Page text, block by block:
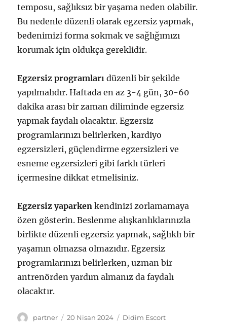
temposu, sağlıksız bir yaşama neden olabilir.
Bu nedenle düzenli olarak egzersiz yapmak,
bedenimizi forma sokmak ve sağlığımızı
korumak için oldukça gereklidir.
Egzersiz programları düzenli bir şekilde
yapılmalıdır. Haftada en az 3-4 gün, 30-60
dakika arası bir zaman diliminde egzersiz
yapmak faydalı olacaktır. Egzersiz
programlarınızı belirlerken, kardiyo
egzersizleri, güçlendirme egzersizleri ve
esneme egzersizleri gibi farklı türleri
içermesine dikkat etmelisiniz.
Egzersiz yaparken kendinizi zorlamamaya
özen gösterin. Beslenme alışkanlıklarınızla
birlikte düzenli egzersiz yapmak, sağlıklı bir
yaşamın olmazsa olmazıdır. Egzersiz
programlarınızı belirlerken, uzman bir
antrenörden yardım almanız da faydalı
olacaktır.
Yazar
partner
Yayın
20 Nisan 2024 Kategoriler
Didim Escort